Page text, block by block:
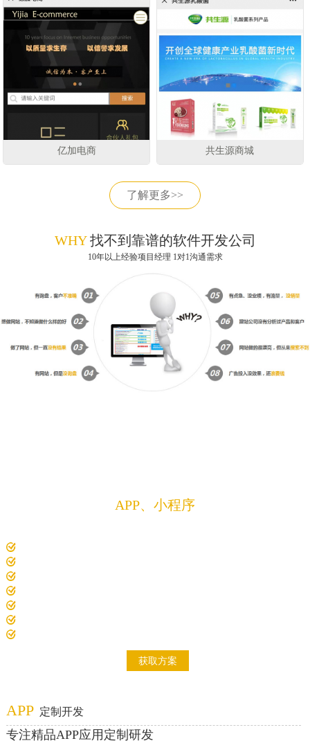
亿加电商 共生源商城
了解更多>>
WHY找不到靠谱的软件开发公司
10年以上经验项目经理 1对1沟通需求
APP、小程序
获取方案
APP定制开发
专注精品APP应用定制研发